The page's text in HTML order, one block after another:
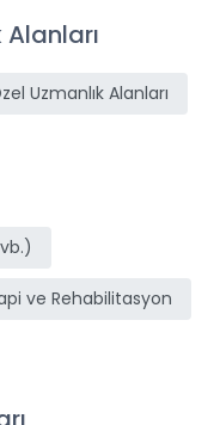
Alanları
Uzmanlık Alanları
ve Rehabilitasyon